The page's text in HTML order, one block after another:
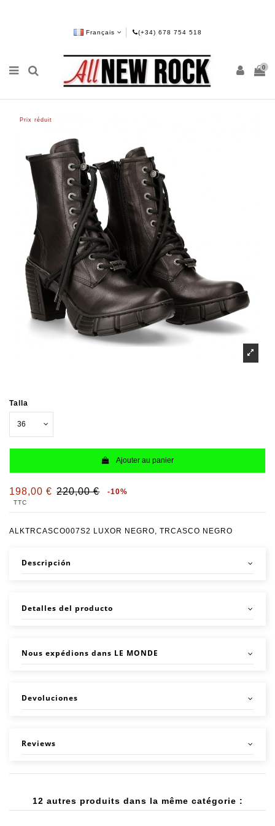
Français (+34) 678 754 518
0
Prix réduit
Talla
Ajouter au panier
198,00 € 220,00 € -10%
TTC
ALKTRCASCO007S2 LUXOR NEGRO, TRCASCO NEGRO
Descripción
Detalles del producto
Nous expédions dans LE MONDE
Devoluciones
Reviews
12 autres produits dans la même catégorie :